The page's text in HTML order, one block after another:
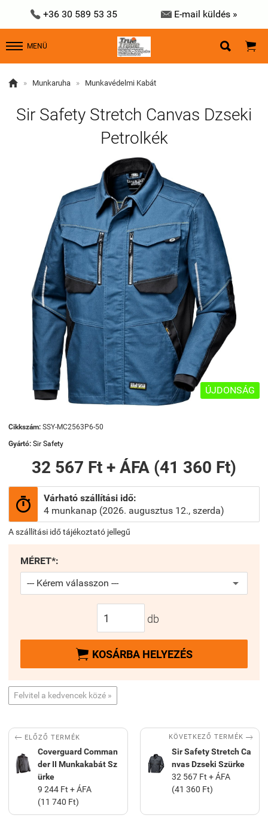
 +36 30 589 53 35  E-mail küldés »
MENÜ  
 » Munkaruha » Munkavédelmi Kabát
Sir Safety Stretch Canvas Dzseki
Petrolkék
ÚJDONSÁG
Cikkszám: SSY-MC2563P6-50
Gyártó: Sir Safety
32 567 Ft + ÁFA (41 360 Ft)

Várható szállítási idő:
4 munkanap (2026. augusztus 12., szerda)
A szállítási idő tájékoztató jellegű
MÉRET*:
db
 KOSÁRBA HELYEZÉS
Felvitel a kedvencek közé »
 ELŐZŐ TERMÉK
Coverguard Comman
der II Munkakabát Sz
ürke
9 244 Ft + ÁFA
(11 740 Ft)
KÖVETKEZŐ TERMÉK 
Sir Safety Stretch Ca
nvas Dzseki Szürke
32 567 Ft + ÁFA
(41 360 Ft)